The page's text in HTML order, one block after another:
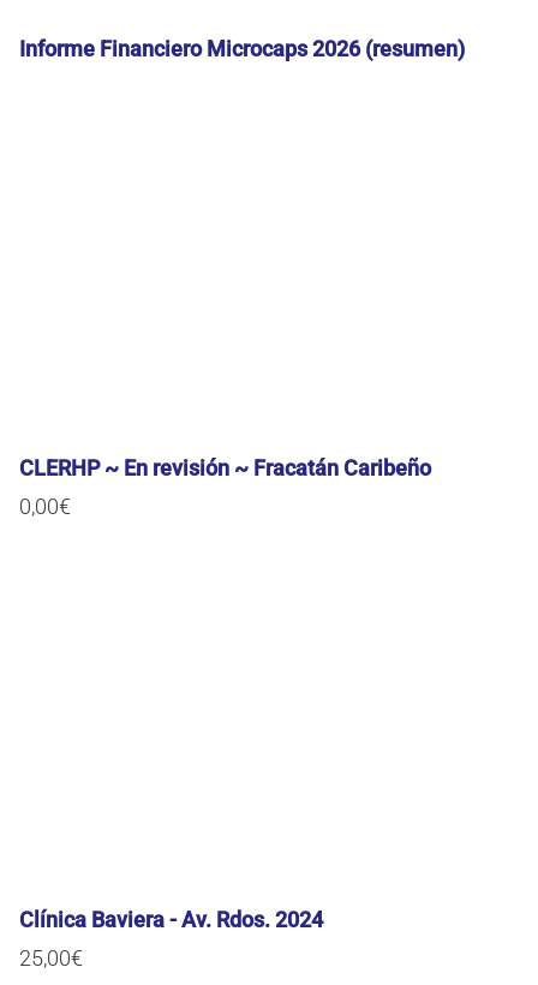
Informe Financiero Microcaps 2026 (resumen)
CLERHP ~ En revisión ~ Fracatán Caribeño
0,00€
Clínica Baviera - Av. Rdos. 2024
25,00€